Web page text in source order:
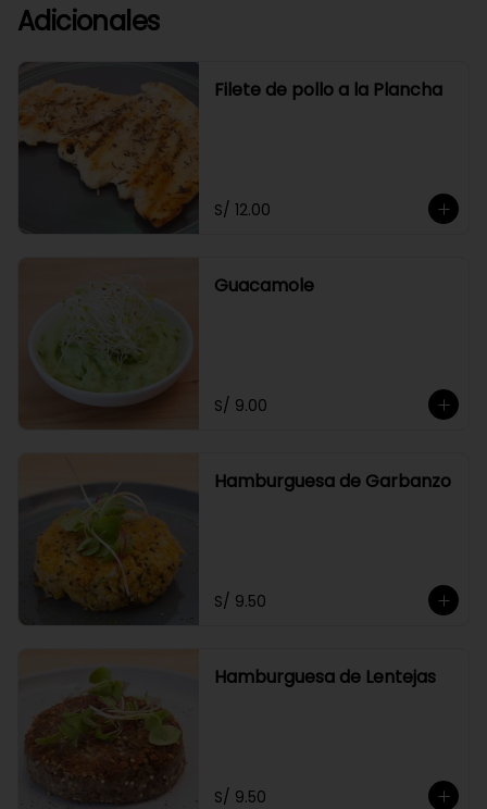
Adicionales
Filete de pollo a la Plancha
S/ 12.00
Guacamole
S/ 9.00
Hamburguesa de Garbanzo
S/ 9.50
Hamburguesa de Lentejas
S/ 9.50